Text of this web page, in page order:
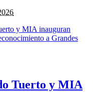
Tuerto y MIA